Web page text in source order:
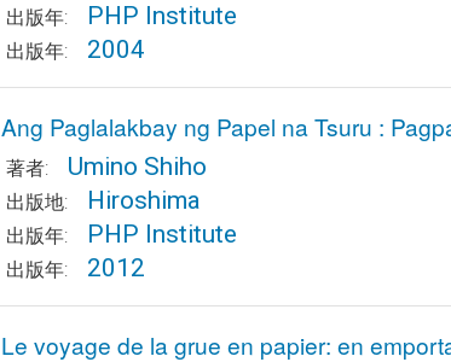
出版年: PHP Institute
出版年: 2004
Ang Paglalakbay ng Papel na Tsuru :
著者: Umino Shiho
出版地: Hiroshima
出版年: PHP Institute
出版年: 2012
Le voyage de la grue en papier: en